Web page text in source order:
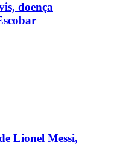
doença
Lionel Messi,